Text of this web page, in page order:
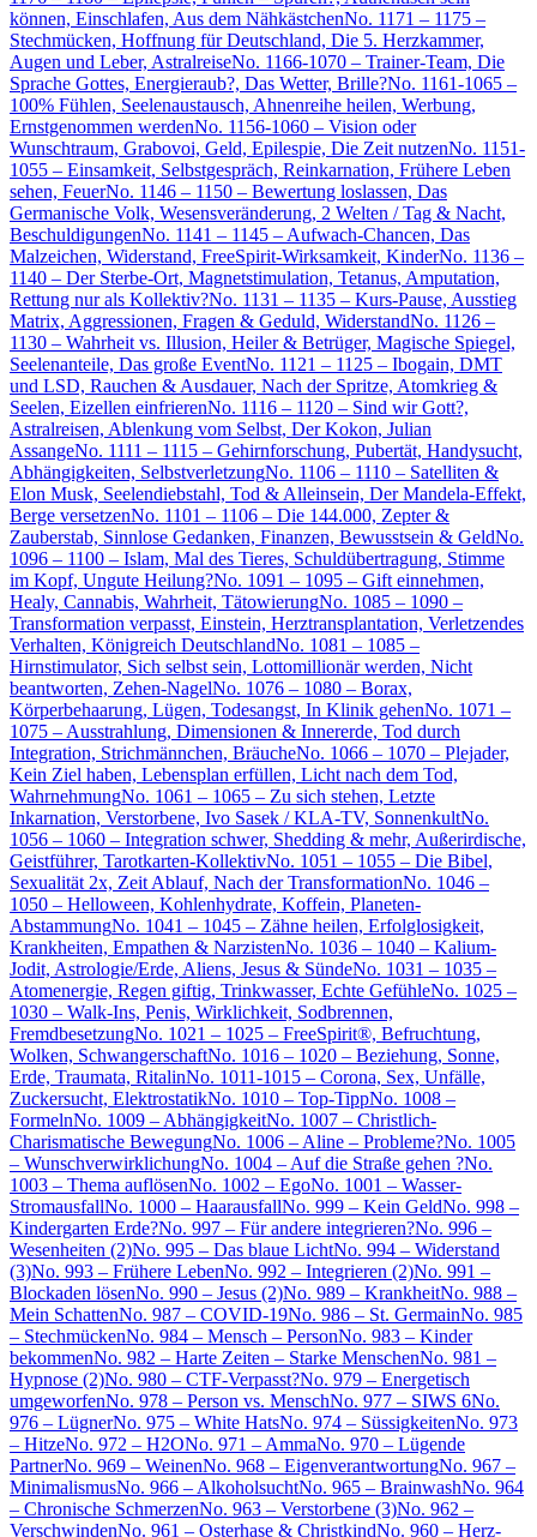
können, Einschlafen, Aus dem NähkästchenNo. 1171 – 1175 –
Stechmücken, Hoffnung für Deutschland, Die 5. Herzkammer,
Augen und Leber, AstralreiseNo. 1166-1070 – Trainer-Team, Die
Sprache Gottes, Energieraub?, Das Wetter, Brille?No. 1161-1065 –
100% Fühlen, Seelenaustausch, Ahnenreihe heilen, Werbung,
Ernstgenommen werdenNo. 1156-1060 – Vision oder
Wunschtraum, Grabovoi, Geld, Epilespie, Die Zeit nutzenNo. 1151-
1055 – Einsamkeit, Selbstgespräch, Reinkarnation, Frühere Leben
sehen, FeuerNo. 1146 – 1150 – Bewertung loslassen, Das
Germanische Volk, Wesensveränderung, 2 Welten / Tag & Nacht,
BeschuldigungenNo. 1141 – 1145 – Aufwach-Chancen, Das
Malzeichen, Widerstand, FreeSpirit-Wirksamkeit, KinderNo. 1136 –
1140 – Der Sterbe-Ort, Magnetstimulation, Tetanus, Amputation,
Rettung nur als Kollektiv?No. 1131 – 1135 – Kurs-Pause, Ausstieg
Matrix, Aggressionen, Fragen & Geduld, WiderstandNo. 1126 –
1130 – Wahrheit vs. Illusion, Heiler & Betrüger, Magische Spiegel,
Seelenanteile, Das große EventNo. 1121 – 1125 – Ibogain, DMT
und LSD, Rauchen & Ausdauer, Nach der Spritze, Atomkrieg &
Seelen, Eizellen einfrierenNo. 1116 – 1120 – Sind wir Gott?,
Astralreisen, Ablenkung vom Selbst, Der Kokon, Julian
AssangeNo. 1111 – 1115 – Gehirnforschung, Pubertät, Handysucht,
Abhängigkeiten, SelbstverletzungNo. 1106 – 1110 – Satelliten &
Elon Musk, Seelendiebstahl, Tod & Alleinsein, Der Mandela-Effekt,
Berge versetzenNo. 1101 – 1106 – Die 144.000, Zepter &
Zauberstab, Sinnlose Gedanken, Finanzen, Bewusstsein & GeldNo.
1096 – 1100 – Islam, Mal des Tieres, Schuldübertragung, Stimme
im Kopf, Ungute Heilung?No. 1091 – 1095 – Gift einnehmen,
Healy, Cannabis, Wahrheit, TätowierungNo. 1085 – 1090 –
Transformation verpasst, Einstein, Herztransplantation, Verletzendes
Verhalten, Königreich DeutschlandNo. 1081 – 1085 –
Hirnstimulator, Sich selbst sein, Lottomillionär werden, Nicht
beantworten, Zehen-NagelNo. 1076 – 1080 – Borax,
Körperbehaarung, Lügen, Todesangst, In Klinik gehenNo. 1071 –
1075 – Ausstrahlung, Dimensionen & Innererde, Tod durch
Integration, Strichmännchen, BräucheNo. 1066 – 1070 – Plejader,
Kein Ziel haben, Lebensplan erfüllen, Licht nach dem Tod,
WahrnehmungNo. 1061 – 1065 – Zu sich stehen, Letzte
Inkarnation, Verstorbene, Ivo Sasek / KLA-TV, SonnenkultNo.
1056 – 1060 – Integration schwer, Shedding & mehr, Außerirdische,
Geistführer, Tarotkarten-KollektivNo. 1051 – 1055 – Die Bibel,
Sexualität 2x, Zeit Ablauf, Nach der TransformationNo. 1046 –
1050 – Helloween, Kohlenhydrate, Koffein, Planeten-
AbstammungNo. 1041 – 1045 – Zähne heilen, Erfolglosigkeit,
Krankheiten, Empathen & NarzistenNo. 1036 – 1040 – Kalium-
Jodit, Astrologie/Erde, Aliens, Jesus & SündeNo. 1031 – 1035 –
Atomenergie, Regen giftig, Trinkwasser, Echte GefühleNo. 1025 –
1030 – Walk-Ins, Penis, Wirklichkeit, Sodbrennen,
FremdbesetzungNo. 1021 – 1025 – FreeSpirit®, Befruchtung,
Wolken, SchwangerschaftNo. 1016 – 1020 – Beziehung, Sonne,
Erde, Traumata, RitalinNo. 1011-1015 – Corona, Sex, Unfälle,
Zuckersucht, ElektrostatikNo. 1010 – Top-TippNo. 1008 –
FormelnNo. 1009 – AbhängigkeitNo. 1007 – Christlich-
Charismatische BewegungNo. 1006 – Aline – Probleme?No. 1005
– WunschverwirklichungNo. 1004 – Auf die Straße gehen ?No.
1003 – Thema auflösenNo. 1002 – EgoNo. 1001 – Wasser-
StromausfallNo. 1000 – HaarausfallNo. 999 – Kein GeldNo. 998 –
Kindergarten Erde?No. 997 – Für andere integrieren?No. 996 –
Wesenheiten (2)No. 995 – Das blaue LichtNo. 994 – Widerstand
(3)No. 993 – Frühere LebenNo. 992 – Integrieren (2)No. 991 –
Blockaden lösenNo. 990 – Jesus (2)No. 989 – KrankheitNo. 988 –
Mein SchattenNo. 987 – COVID-19No. 986 – St. GermainNo. 985
– StechmückenNo. 984 – Mensch – PersonNo. 983 – Kinder
bekommenNo. 982 – Harte Zeiten – Starke MenschenNo. 981 –
Hypnose (2)No. 980 – CTF-Verpasst?No. 979 – Energetisch
umgeworfenNo. 978 – Person vs. MenschNo. 977 – SIWS 6No.
976 – LügnerNo. 975 – White HatsNo. 974 – SüssigkeitenNo. 973
– HitzeNo. 972 – H2ONo. 971 – AmmaNo. 970 – Lügende
PartnerNo. 969 – WeinenNo. 968 – EigenverantwortungNo. 967 –
MinimalismusNo. 966 – AlkoholsuchtNo. 965 – BrainwashNo. 964
– Chronische SchmerzenNo. 963 – Verstorbene (3)No. 962 –
VerschwindenNo. 961 – Osterhase & ChristkindNo. 960 – Herz-